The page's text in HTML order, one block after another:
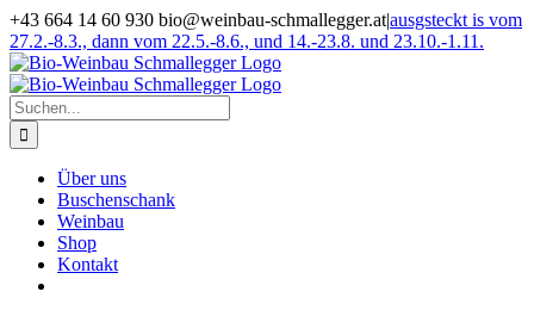
Zum
Inhalt
springen
+43 664 14 60 930 bio@weinbau-schmallegger.at|ausgsteckt is vom
27.2.-8.3., dann vom 22.5.-8.6., und 14.-23.8. und 23.10.-1.11.
Facebook
Instagram
Suche
nach:
Über uns
Buschenschank
Weinbau
Shop
Kontakt